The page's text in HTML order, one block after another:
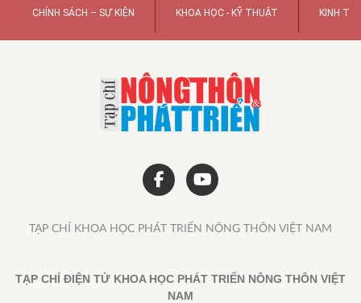
CHÍNH SÁCH – SỰ KIỆN KHOA HỌC - KỸ THUẬT KINH TẾ
TẠP CHÍ KHOA HỌC PHÁT TRIỂN NÔNG THÔN VIỆT NAM
TẠP CHÍ ĐIỆN TỬ KHOA HỌC PHÁT TRIỂN NÔNG THÔN VIỆT
NAM